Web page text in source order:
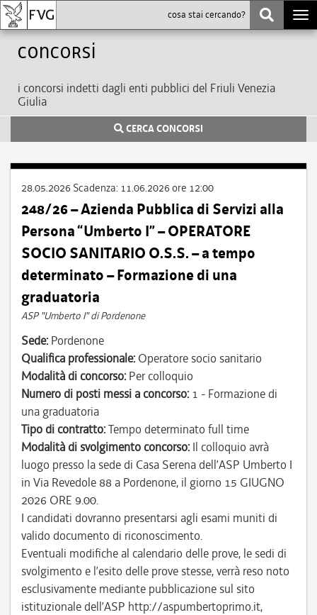
Concorsi
i concorsi indetti dagli enti pubblici del Friuli Venezia
Giulia
CERCA CONCORSI
28.05.2026 Scadenza: 11.06.2026 ore 12:00
248/26 – Azienda Pubblica di Servizi alla
Persona “Umberto I” – OPERATORE
SOCIO SANITARIO O.S.S. – a tempo
determinato – Formazione di una
graduatoria
ASP "Umberto I" di Pordenone
Sede: Pordenone
Qualifica professionale: Operatore socio sanitario
Modalità di concorso: Per colloquio
Numero di posti messi a concorso: 1 - Formazione di
una graduatoria
Tipo di contratto:Tempo determinato full time
Modalità di svolgimento concorso: Il colloquio avrà
luogo presso la sede di Casa Serena dell’ASP Umberto I
in Via Revedole 88 a Pordenone, il giorno 15 GIUGNO
2026 ORE 9.00.
I candidati dovranno presentarsi agli esami muniti di
valido documento di riconoscimento.
Eventuali modifiche al calendario delle prove, le sedi di
svolgimento e l’esito delle prove stesse, verrà reso noto
esclusivamente mediante pubblicazione sul sito
istituzionale dell’ASP http://aspumbertoprimo.it,